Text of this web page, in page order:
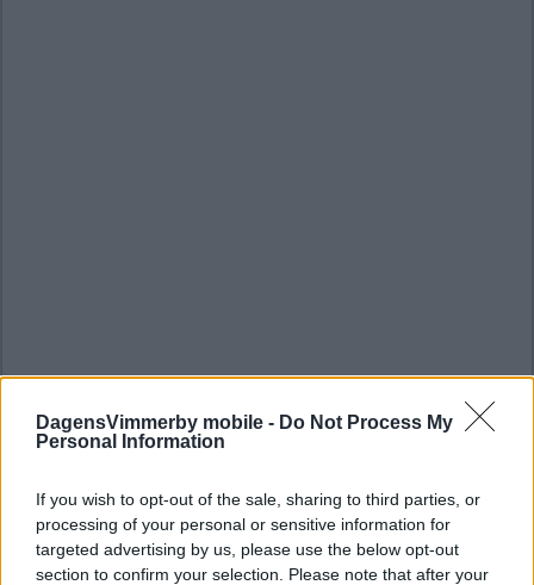
DagensVimmerby mobile - Do Not Process My
Personal Information
If you wish to opt-out of the sale, sharing to third parties, or
processing of your personal or sensitive information for
targeted advertising by us, please use the below opt-out
section to confirm your selection. Please note that after your